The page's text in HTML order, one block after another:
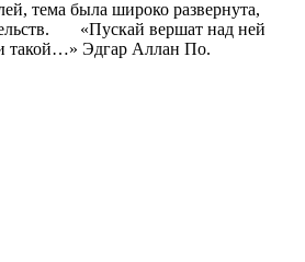
тема была широко развернута,
«Пускай вершат над ней
такой…» Эдгар Аллан По.